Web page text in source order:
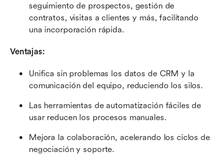
seguimiento de prospectos, gestión de
contratos, visitas a clientes y más, facilitando
una incorporación rápida.
Ventajas:
Unifica sin problemas los datos de CRM y la
comunicación del equipo, reduciendo los silos.
Las herramientas de automatización fáciles de
usar reducen los procesos manuales.
Mejora la colaboración, acelerando los ciclos de
negociación y soporte.